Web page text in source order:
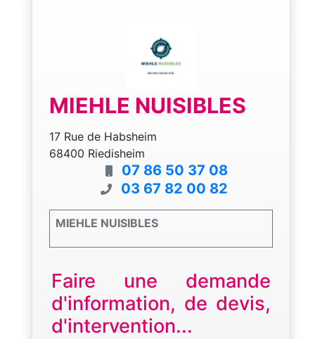
MIEHLE NUISIBLES
17 Rue de Habsheim
68400 Riedisheim
07 86 50 37 08
03 67 82 00 82
MIEHLE NUISIBLES
Faire une demande
d'information, de devis,
d'intervention...